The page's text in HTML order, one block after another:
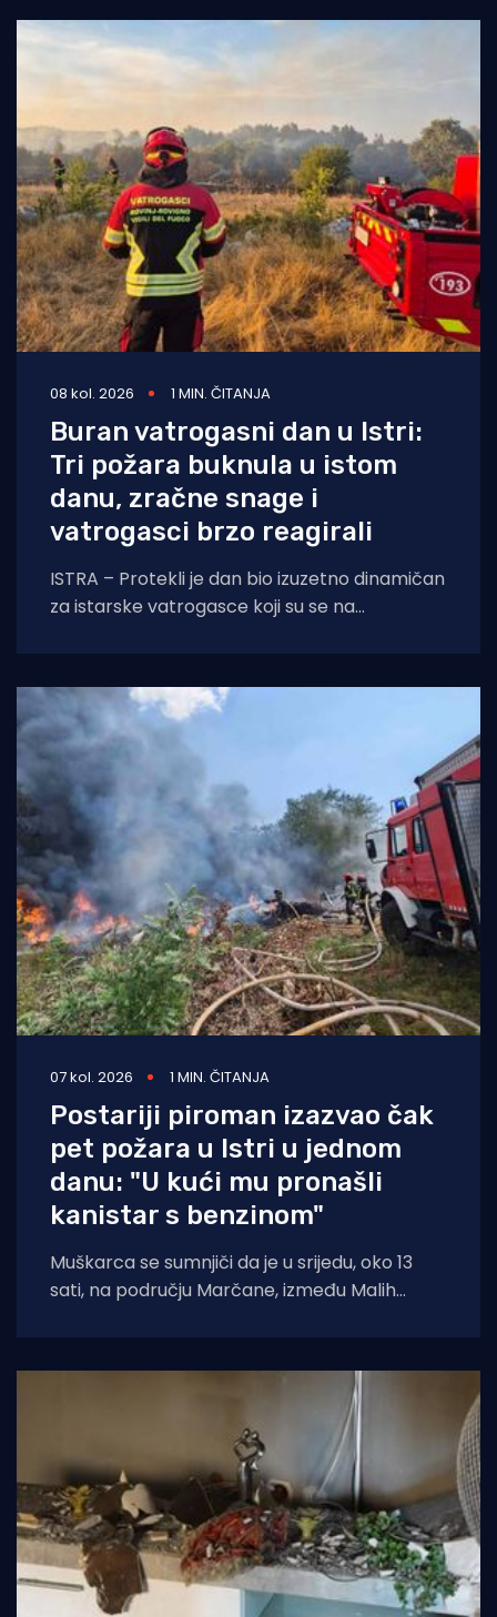
08 kol. 2026 1 MIN. ČITANJA
Buran vatrogasni dan u Istri:
Tri požara buknula u istom
danu, zračne snage i
vatrogasci brzo reagirali
ISTRA – Protekli je dan bio izuzetno dinamičan
za istarske vatrogasce koji su se na
07 kol. 2026 1 MIN. ČITANJA
Postariji piroman izazvao čak
pet požara u Istri u jednom
danu: "U kući mu pronašli
kanistar s benzinom"
Muškarca se sumnjiči da je u srijedu, oko 13
sati, na području Marčane, između Malih